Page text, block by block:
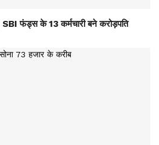
SBI फंड्स के 13 कर्मचारी बने करोड़पति